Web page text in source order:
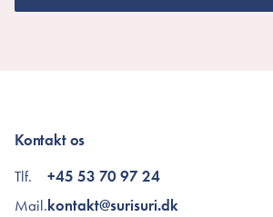
Kontakt os
Tlf.
Mail.
+45 53 70 97 24
kontakt@surisuri.dk